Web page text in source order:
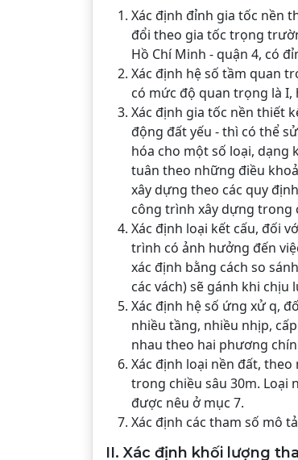
Xác định đỉnh gia tốc nền
đổi theo gia tốc trọng
Hồ Chí Minh - quận 4, có
Xác định hệ số tầm quan
có mức độ quan trọng là
Xác định gia tốc nền thiết
động đất yếu - thì có thể
hóa cho một số loại, dạng
tuân theo những điều
xây dựng theo các quy
công trình xây dựng trong
Xác định loại kết cấu, đối
trình có ảnh hưởng đến
xác định bằng cách so
các vách) sẽ gánh khi chịu
Xác định hệ số ứng xử q,
nhiều tầng, nhiều nhịp,
nhau theo hai phương
Xác định loại nền đất,
trong chiều sâu 30m. Loại
được nêu ở mục 7.
Xác định các tham số mô
II. Xác định khối lượng